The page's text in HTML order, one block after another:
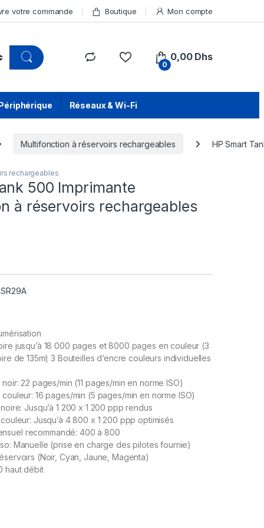
votre commande Boutique Mon compte
0
0,00 Dhs
Réseaux & Wi-Fi
Multifonction à réservoirs rechargeables HP Smart
rechargeables
500 Imprimante
à réservoirs rechargeables
jusqu’à 18 000 pages et 8000 pages en couleur (3
de 135ml; 3 Bouteilles d’encre couleurs individuelles
22 pages/min (11 pages/min en norme ISO)
16 pages/min (5 pages/min en norme ISO)
Jusqu’à 1 200 x 1 200 ppp rendus
Jusqu’à 4 800 x 1 200 ppp optimisés
recommandé: 400 à 800
Manuelle (prise en charge des pilotes fournie)
(Noir, Cyan, Jaune, Magenta)
haut débit